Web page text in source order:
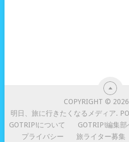
COPYRIGHT ©
明日、旅に行きたくなるメディア.
GOTRIP!について
GOTRIP!編集
プライバシー
旅ライター募集